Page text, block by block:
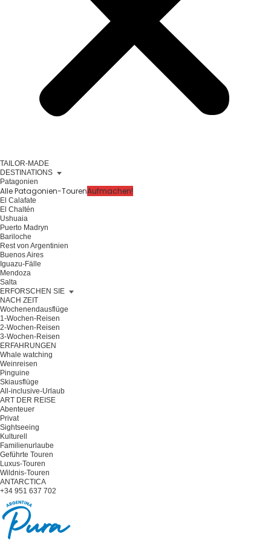
TAILOR-MADE
DESTINATIONS
Patagonien
Alle Patagonien-TourenAufmachen!
El Calafate
El Chaltén
Ushuaia
Puerto Madryn
Bariloche
Rest von Argentinien
Buenos Aires
Iguazu-Fälle
Mendoza
Salta
ERFORSCHEN SIE
NACH ZEIT
Wochenendausflüge
1-Wochen-Reisen
2-Wochen-Reisen
3-Wochen-Reisen
ERFAHRUNGEN
Whale watching
Weinreisen
Pinguine
Skiausflüge
All-inclusive-Urlaub
ART DER REISE
Abenteuer
Privat
Sightseeing
Kulturell
Familienurlaube
Geführte Touren
Luxus-Touren
Wildnis-Touren
ANTARCTICA
+34 951 637 702